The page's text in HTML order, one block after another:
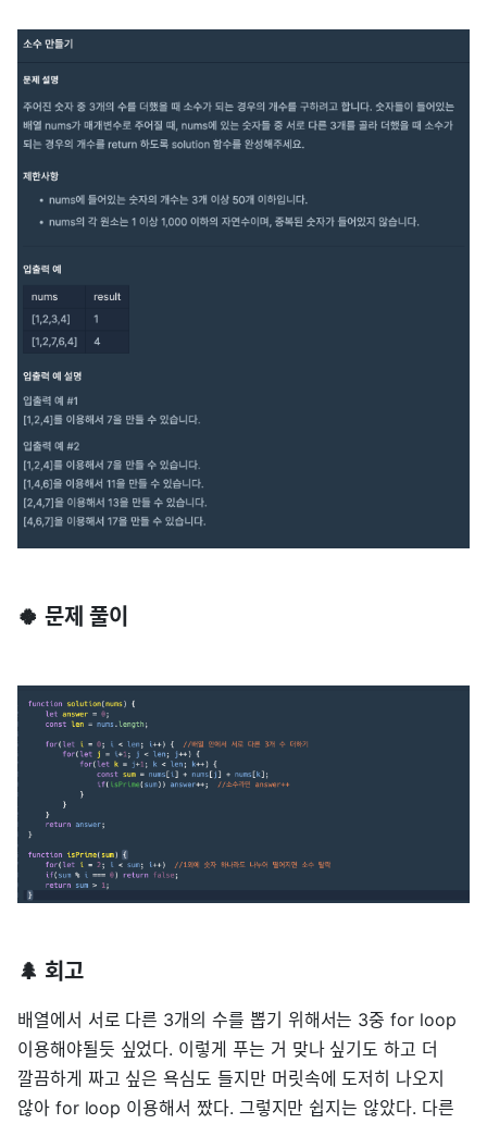
🍀 문제 풀이
🌲 회고
배열에서 서로 다른 3개의 수를 뽑기 위해서는 3중 for loop
이용해야될듯 싶었다. 이렇게 푸는 거 맞나 싶기도 하고 더
깔끔하게 짜고 싶은 욕심도 들지만 머릿속에 도저히 나오지
않아 for loop 이용해서 짰다. 그렇지만 쉽지는 않았다. 다른